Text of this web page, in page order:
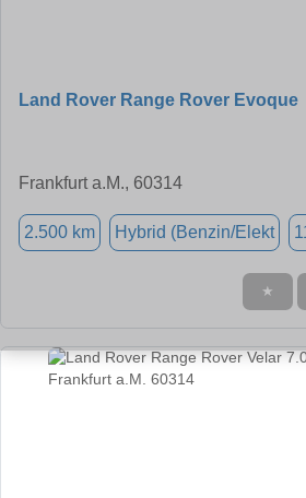
Land Rover Range Rover Evoque
Frankfurt a.M., 60314
2.500 km Hybrid (Benzin/Elekt
★